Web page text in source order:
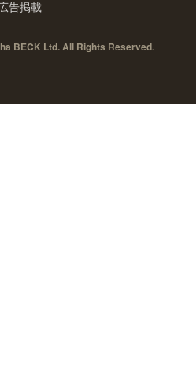
告掲載
BECK Ltd. All Rights Reserved.